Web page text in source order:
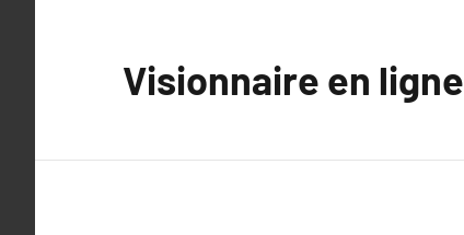
Visionnaire en ligne